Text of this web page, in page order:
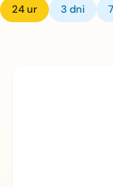
24 ur 3 dni